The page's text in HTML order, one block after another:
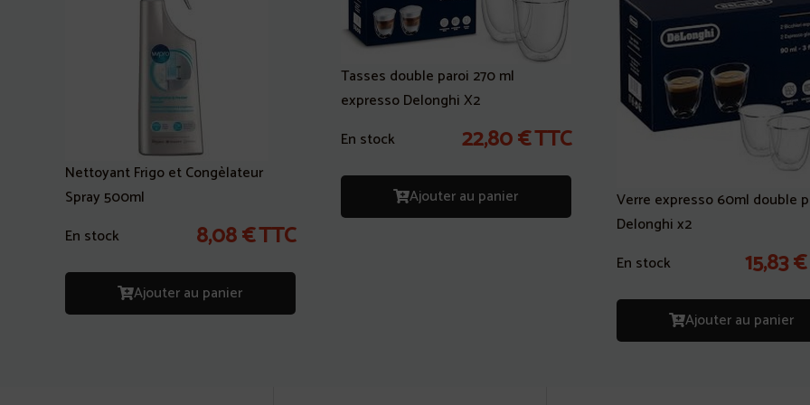
Nettoyant Frigo et Congèlateur
Spray 500ml
En stock
8,08€TTC
Ajouter au panier
Tasses double paroi 270 ml
expresso Delonghi X2
En stock
22,80€TTC
Ajouter au panier
Verre expresso 60ml double
Delonghi x2
En stock
15,83€
Ajouter au panier